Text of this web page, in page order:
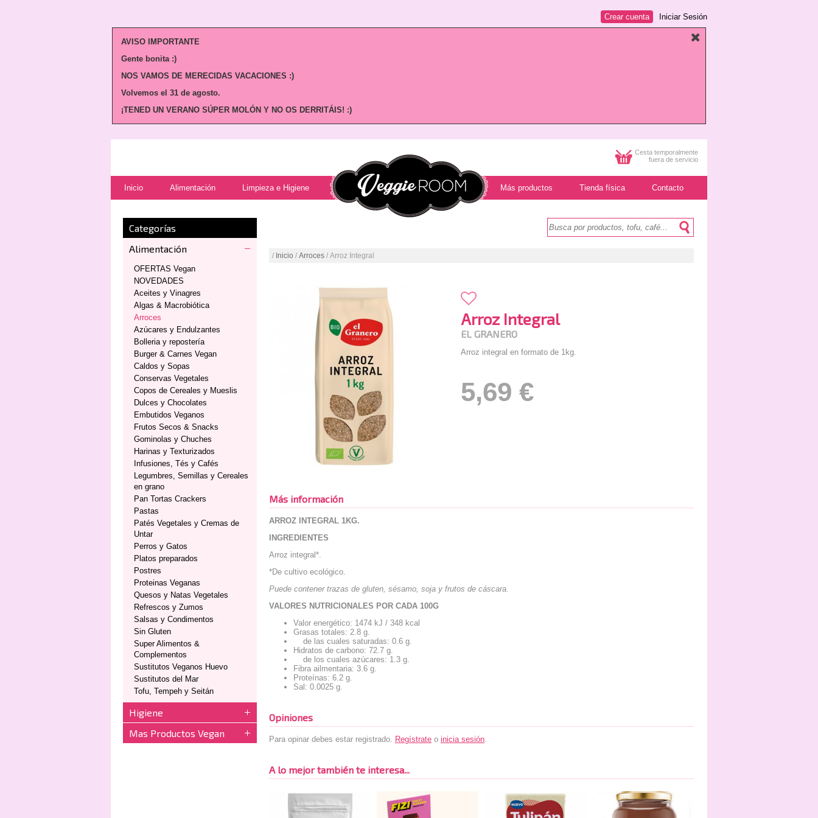
Iniciar Sesión
Crear cuenta
AVISO IMPORTANTE
Gente bonita :)
NOS VAMOS DE MERECIDAS VACACIONES :)
Volvemos el 31 de agosto.
¡TENED UN VERANO SÚPER MOLÓN Y NO OS DERRITÁIS! :)
Cesta temporalmente
fuera de servicio
Inicio Alimentación Limpieza e Higiene Más productos Tienda física Contacto
Categorías
Alimentación
OFERTAS Vegan
NOVEDADES
Aceites y Vinagres
Algas & Macrobiótica
Arroces
Azúcares y Endulzantes
Bolleria y repostería
Burger & Carnes Vegan
Caldos y Sopas
Conservas Vegetales
Copos de Cereales y Mueslis
Dulces y Chocolates
Embutidos Veganos
Frutos Secos & Snacks
Gominolas y Chuches
Harinas y Texturizados
Infusiones, Tés y Cafés
Legumbres, Semillas y Cereales
en grano
Pan Tortas Crackers
Pastas
Patés Vegetales y Cremas de
Untar
Perros y Gatos
Platos preparados
Postres
Proteinas Veganas
Quesos y Natas Vegetales
Refrescos y Zumos
Salsas y Condimentos
Sin Gluten
Super Alimentos &
Complementos
Sustitutos Veganos Huevo
Sustitutos del Mar
Tofu, Tempeh y Seitán
Higiene
Mas Productos Vegan
/ Inicio / Arroces / Arroz Integral
Arroz Integral
EL GRANERO
Arroz integral en formato de 1kg.
5,69 €
Más información
ARROZ INTEGRAL 1KG.
INGREDIENTES
Arroz integral*.
*De cultivo ecológico.
Puede contener trazas de gluten, sésamo, soja y frutos de cáscara.
VALORES NUTRICIONALES POR CADA 100G
Valor energético: 1474 kJ / 348 kcal
Grasas totales: 2.8 g.
de las cuales saturadas: 0.6 g.
Hidratos de carbono: 72.7 g.
de los cuales azúcares: 1.3 g.
Fibra ailmentaria: 3.6 g.
Proteínas: 6.2 g.
Sal: 0.0025 g.
Opiniones
Para opinar debes estar registrado. Regístrate o inicia sesión.
A lo mejor también te interesa...